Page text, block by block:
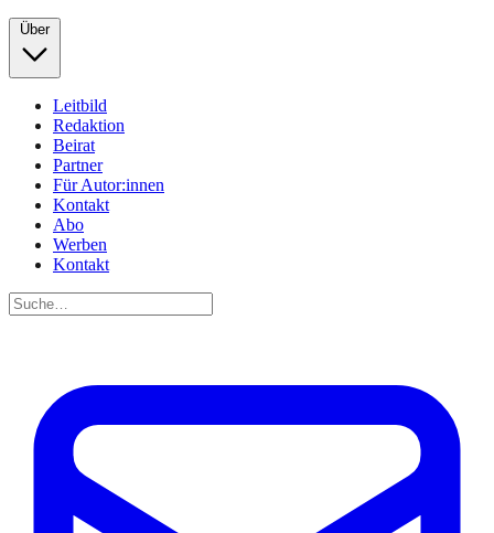
Über
Leitbild
Redaktion
Beirat
Partner
Für Autor:innen
Kontakt
Abo
Werben
Kontakt